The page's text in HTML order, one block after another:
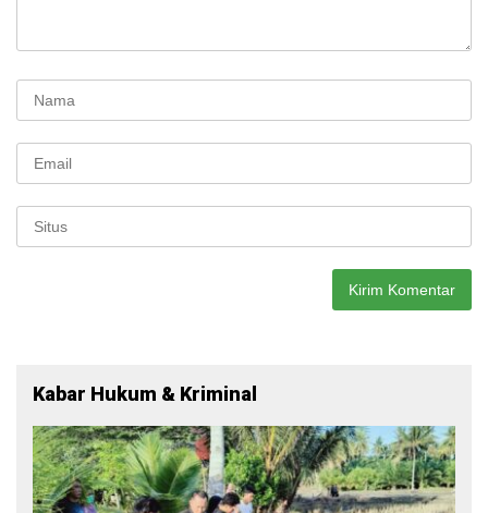
Kabar Hukum & Kriminal